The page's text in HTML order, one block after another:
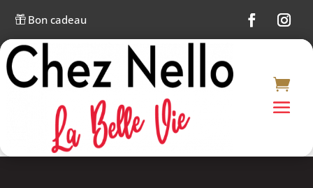
Bon cadeau